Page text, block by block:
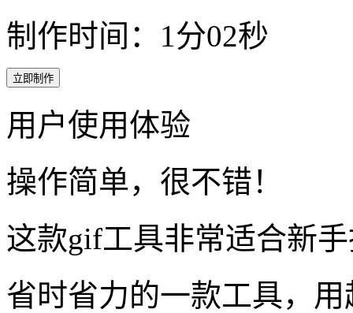
制作时间：1分02秒
立即制作
用户使用体验
操作简单，很不错！
这款gif工具非常适合新
省时省力的一款工具，